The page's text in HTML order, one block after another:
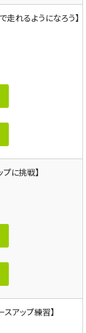
走れるようになろう】
に挑戦】
スアップ練習】